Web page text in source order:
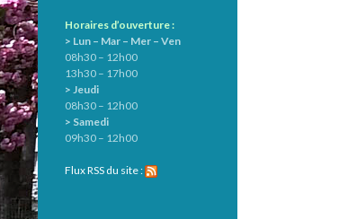
Horaires d’ouverture :
> Lun – Mar – Mer – Ven
08h30 – 12h00
13h30 – 17h00
> Jeudi
08h30 – 12h00
> Samedi
09h30 – 12h00
Flux RSS du site :